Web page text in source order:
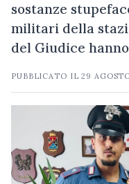
sostanze
militari della
del Giudice
PUBBLICATO IL29